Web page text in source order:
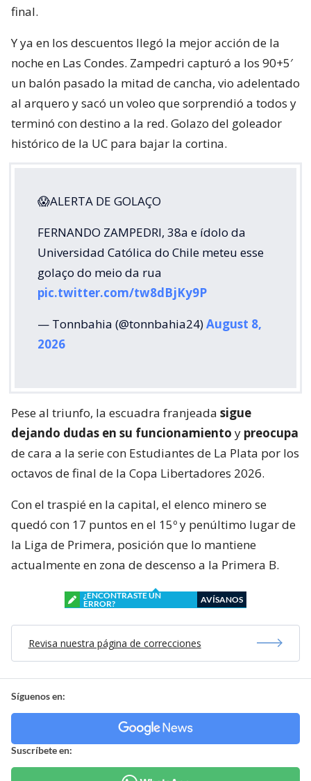
final.
Y ya en los descuentos llegó la mejor acción de la
noche en Las Condes. Zampedri capturó a los 90+5′
un balón pasado la mitad de cancha, vio adelentado
al arquero y sacó un voleo que sorprendió a todos y
terminó con destino a la red. Golazo del goleador
histórico de la UC para bajar la cortina.
😱ALERTA DE GOLAÇO
FERNANDO ZAMPEDRI, 38a e ídolo da
Universidad Católica do Chile meteu esse
golaço do meio da rua
pic.twitter.com/tw8dBjKy9P
— Tonnbahia (@tonnbahia24)August 8,
2026
Pese al triunfo, la escuadra franjeada sigue
dejando dudas en su funcionamiento y preocupa
de cara a la serie con Estudiantes de La Plata por los
octavos de final de la Copa Libertadores 2026.
Con el traspié en la capital, el elenco minero se
quedó con 17 puntos en el 15º y penúltimo lugar de
la Liga de Primera, posición que lo mantiene
actualmente en zona de descenso a la Primera B.
¿ENCONTRASTE UN
ERROR?
AVÍSANOS
Revisa nuestra página de correcciones
Síguenos en:
Suscríbete en: